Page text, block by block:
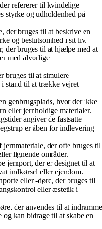
refererer til kvindelige
styrke og udholdenhed på
der bruges til at beskrive en
og beslutsomhed i sit liv.
der bruges til at hjælpe med at
med alvorlige
bruges til at simulere
stand til at trække vejret
genbrugsplads, hvor der ikke
eller jernholdige materialer.
angiver de fastsatte
er åben for indlevering
der ofte bruges til
lignende områder.
jernport, der er designet til at
indkørsel eller ejendom.
eller -døre, der bruges til
eller æstetik i
der anvendes til at indramme
og kan bidrage til at skabe en